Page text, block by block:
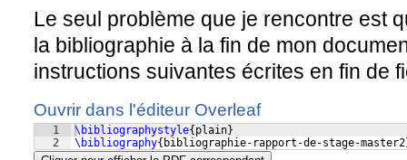
Le seul problème que je rencontre est
la bibliographie à la fin de mon
instructions suivantes écrites en fin de
Ouvrir dans l'éditeur Overleaf
1
2
\bibliographystyle{ plain}
\bibliography{ bibliographie-rapport-de-stage-master2